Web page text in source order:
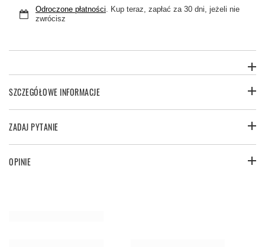
Odroczone płatności. Kup teraz, zapłać za 30 dni, jeżeli nie
zwrócisz
SZCZEGÓŁOWE INFORMACJE
ZADAJ PYTANIE
OPINIE